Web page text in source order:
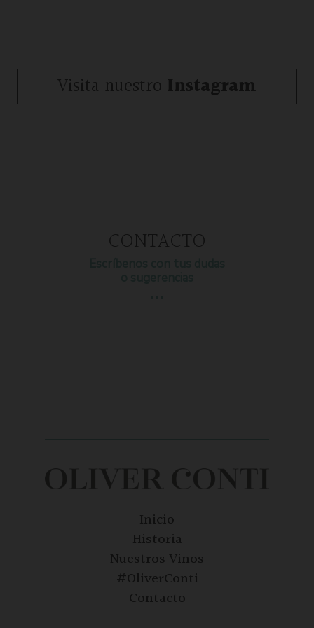
Visita nuestro Instagram
CONTACTO
Inicio
Historia
Nuestros Vinos
#OliverConti
Contacto